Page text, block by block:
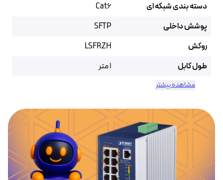
دسته بندی شبکه ای
Cat6
پوشش داخلی
SFTP
روکش
LSFRZH
طول کابل
1 متر
مشاهده بیشتر